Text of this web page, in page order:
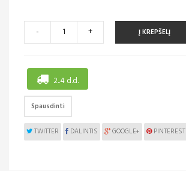
- + Į KREPŠELĮ
2..4 d.d.
Spausdinti
TWITTER DALINTIS GOOGLE+ PINTEREST